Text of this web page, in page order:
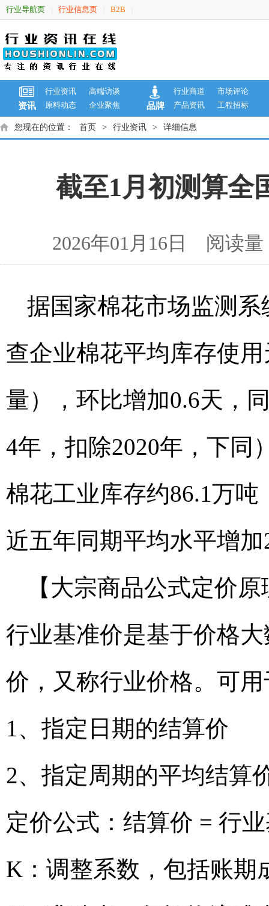
行业导航页 行业信息页 B2B
资讯
行业资讯
高端访谈
原料动态
企业聚焦 品牌
行业商道
市场评论
产品资讯
工程招标
您现在的位置： 首页 > 行业资讯 > 详细信息
截至1月初测算全
2026年01月16日 阅读
据国家棉花市场监测
查企业棉花平均库存使
量），环比增加0.6天，
4年，扣除2020年，下同
棉花工业库存约86.1万吨
近五年同期平均水平增加
【大宗商品公式定价
行业基准价是基于价格
价，又称行业价格。可
1、指定日期的结算价
2、指定周期的平均结算
定价公式：结算价 = 行
K：调整系数，包括账期